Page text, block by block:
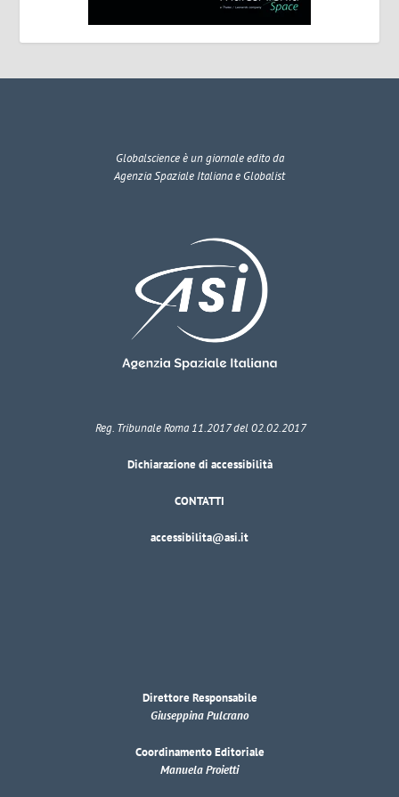
Globalscienceè un giornale edito da
Agenzia Spaziale Italiana e Globalist
Reg. Tribunale Roma 11.2017 del 02.02.2017
Dichiarazione di accessibilità
CONTATTI
accessibilita@asi.it
Direttore Responsabile
Giuseppina Pulcrano
Coordinamento Editoriale
Manuela Proietti